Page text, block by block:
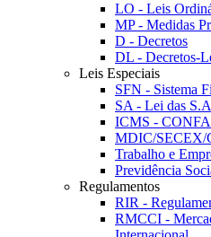
LO - Leis
MP - Medidas
D - Decretos
DL - Decretos-
Leis Especiais
SFN - Sistema
SA - Lei das
ICMS -
MDIC/SECEX/
Trabalho e
Previdência
Regulamentos
RIR -
RMCCI -